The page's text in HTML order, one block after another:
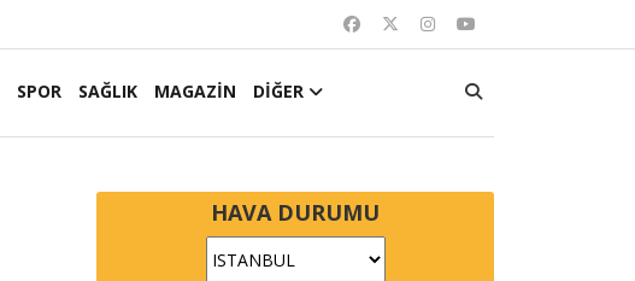
SPOR SAĞLIK MAGAZİN DİĞER
HAVA DURUMU